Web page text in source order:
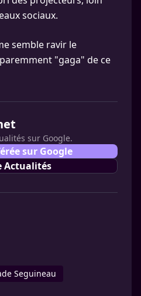
sociaux.
semble ravir le
"gaga" de ce
sur Google.
sur Google
Actualités
Seguineau